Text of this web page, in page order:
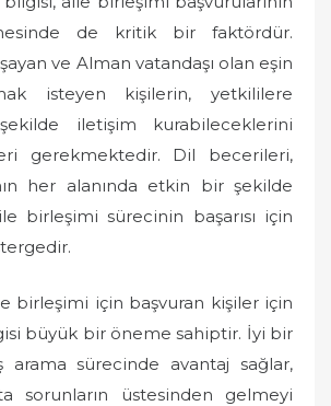
de kritik bir faktördür.
ve Alman vatandaşı olan eşin
isteyen kişilerin, yetkililere
iletişim kurabileceklerini
gerekmektedir. Dil becerileri,
her alanında etkin bir şekilde
birleşimi sürecinin başarısı için
birleşimi için başvuran kişiler için
büyük bir öneme sahiptir. İyi bir
arama sürecinde avantaj sağlar,
sorunların üstesinden gelmeyi